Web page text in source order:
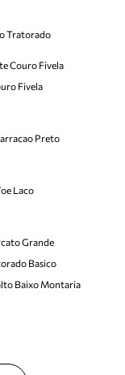
Tratorado
Couro Fivela
Fivela
Preto
Laco
Grande
Basico
Baixo Montaria